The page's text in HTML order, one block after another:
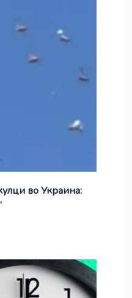
во Украина: